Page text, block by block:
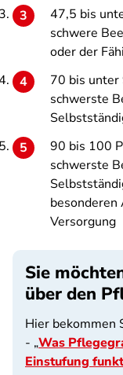
47,5 bis
schwere
oder der
70 bis unter
schwerste
90 bis 100
schwerste
besonderen
Versorgung
Sie
über den
Hier bekommen
- „Was
Einstufung